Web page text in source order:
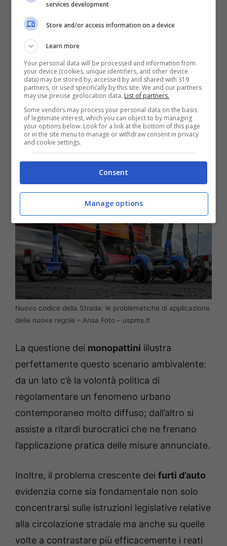
Queste problematiche sollevano interrogativi
sulla capacità della nuova legislazione di
affrontare complessivamente le sfide legate
allasicurezza stradalee alla criminalità
associata ai veicoli. Sebbene i risultati positivi
in termini di riduzione degli incidenti siano
innegabili, emerge chiaramente come alcune
aree richiedano ulteriore attenzione ed
efficaci interventi normativi.
Nuovo codice della Strada: le problematiche di applicazione
delle nuove regole – Ansa Foto – uspms.it
La questione dei monopattini illustra
perfettamente questo scenario ambivalente:
da un lato c’è la volontà politica di
regolamentare un fenomeno urbano
contemporaneo molto diffuso; dall’altro si
assiste a ritardi burocratici che ne frenano
l’applicazione pratica delle misure annunciate.
Inoltre, il problema crescente dei furti d’auto
evidenzia come sia fondamentale non solo
concentrarsi sulle istruzioni legislative relative
alla circolazione stradale ma anche su quelle
volte a contrastare più efficacemente i reati
services development
Store and/or access information on a device
Learn more
Your personal data will be processed and information from
your device (cookies, unique identifiers, and other device
data) may be stored by, accessed by and shared with 319
partners, or used specifically by this site. We and our partners
may use precise geolocation data. List of partners.
Some vendors may process your personal data on the basis
of legitimate interest, which you can object to by managing
your options below. Look for a link at the bottom of this page
or in the site menu to manage or withdraw consent in privacy
and cookie settings.
Consent
Manage options